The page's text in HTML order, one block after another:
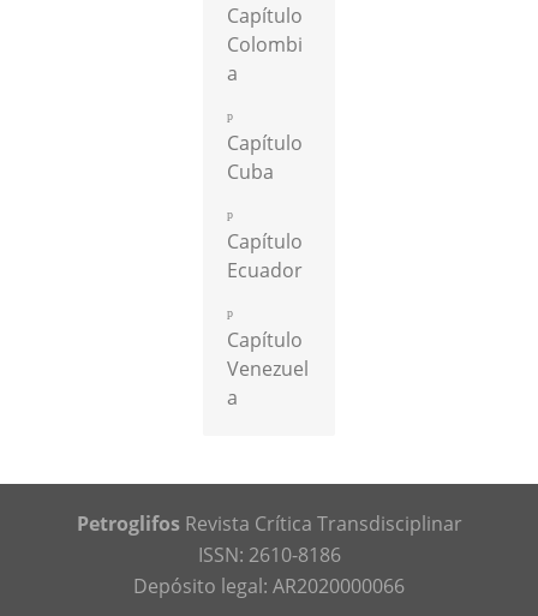
Capítulo
Colombi
a
Capítulo
Cuba
Capítulo
Ecuador
Capítulo
Venezuel
a
PetroglifosRevista Crítica Transdisciplinar
ISSN: 2610-8186
Depósito legal: AR2020000066